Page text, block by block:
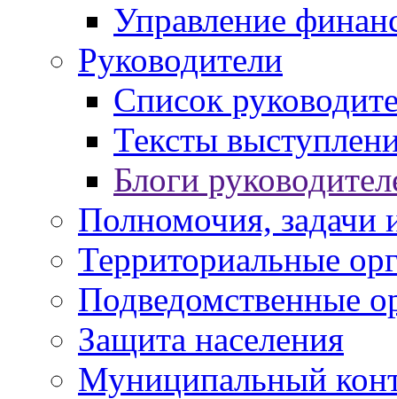
Управление
Руководители
Список
Тексты
Блоги
Полномочия, задачи
Территориальные
Подведомственные
Защита населения
Муниципальный